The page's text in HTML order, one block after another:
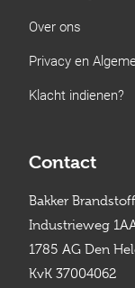
Over ons
Privacy en
Klacht indienen?
Contact
Bakker
Industrieweg
1785 AG Den
KvK 37004062